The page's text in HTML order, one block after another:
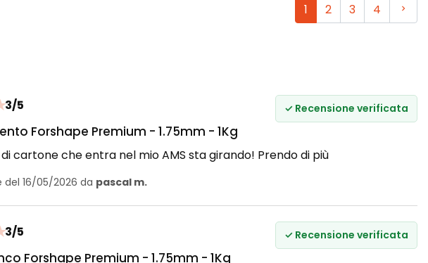
1 2 3 4
3/5
Forshape Premium - 1.75mm - 1Kg
✓ Recensione verificata
cartone che entra nel mio AMS sta girando! Prendo di più
del 16/05/2026 da pascal m.
3/5
Forshape Premium - 1.75mm - 1Kg
✓ Recensione verificata